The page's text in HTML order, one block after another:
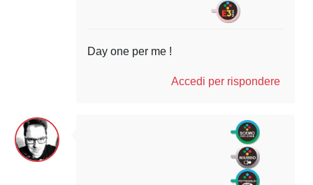
Day one per me !
Accedi per rispondere